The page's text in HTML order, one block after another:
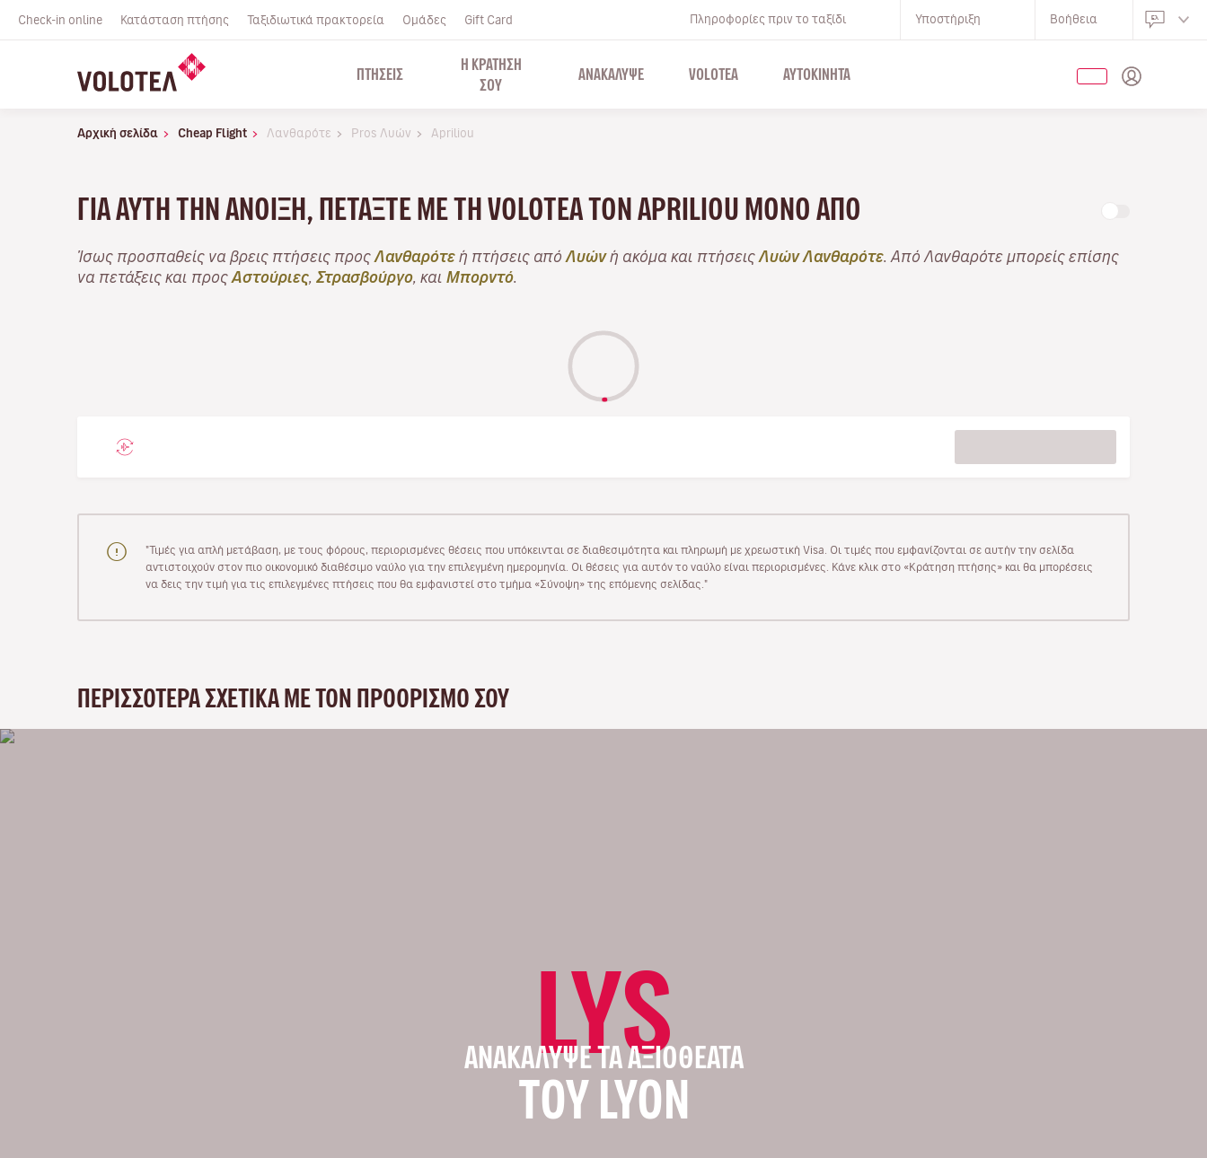
Check-in online Κατάσταση πτήσης Ταξιδιωτικά πρακτορεία Ομάδες Gift Card Πληροφορίες πριν το ταξίδι Υποστήριξη Βοήθεια
ΠΤΉΣΕΙΣ
Η ΚΡΑΤΗΣΗ
ΣΟΥ
ΑΝΑΚΑΛΥΨΕ VOLOTEA ΑΥΤΟΚΊΝΗΤΑ
Αρχική σελίδα Cheap Flight Λανθαρότε Pros Λυών Apriliou
ΓΙΑ ΑΥΤΉ ΤΗΝ ΆΝΟΙΞΗ, ΠΕΤΆΞΤΕ ΜΕ ΤΗ VOLOTEA ΤΟΝ APRILIOU ΜΌΝΟ ΑΠΌ
Ίσως προσπαθείς να βρεις πτήσεις προς Λανθαρότε ή πτήσεις από Λυώνή ακόμα και πτήσεις Λυών Λανθαρότε . Από Λανθαρότε μπορείς επίσης
να πετάξεις και προς Αστούριες Στρασβούργο , και Μπορντό
"Τιμές για απλή μετάβαση, με τους φόρους, περιορισμένες θέσεις που υπόκεινται σε διαθεσιμότητα και πληρωμή με χρεωστική Visa. Οι τιμές που εμφανίζονται σε αυτήν την σελίδα
αντιστοιχούν στον πιο οικονομικό διαθέσιμο ναύλο για την επιλεγμένη ημερομηνία. Οι θέσεις για αυτόν το ναύλο είναι περιορισμένες. Κάνε κλικ στο «Κράτηση πτήσης» και θα μπορέσεις
να δεις την τιμή για τις επιλεγμένες πτήσεις που θα εμφανιστεί στο τμήμα «Σύνοψη» της επόμενης σελίδας."
ΠΕΡΙΣΣΌΤΕΡΑ ΣΧΕΤΙΚΆ ΜΕ ΤΟΝ ΠΡΟΟΡΙΣΜΌ ΣΟΥ
LYS
ΑΝΑΚΆΛΥΨΕ ΤΑ ΑΞΙΟΘΈΑΤΑ
ΤΟΥ LYON